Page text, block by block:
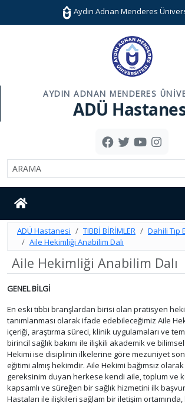
Aydın Adnan Menderes
AYDIN ADNAN MENDERES
ADÜ
ADÜ Hastanesi TIBBİ BİRİMLER
Dahili Tıp
Aile Hekimliği Anabilim Dalı
Aile Hekimliği Anabilim Dalı
GENEL BİLGİ
En eski tıbbi branşlardan birisi olan pratisyen
tanımlanması olarak ifade edebileceğimiz Aile
içeriği, araştırma süreci, klinik uygulamaları ve
birincil sağlık bakımı ile ilişkili akademik ve
Hekimi ise disiplinin ilkelerine göre mezuniyet
eğitimi almış hekimdir. Aile Hekimi bağımsız
gereksinim duyan herkese kendi aile, toplum ve
kapsamlı ve süreğen bir sağlık hizmetini ilk
Hastaları ile ilişkileri sağlam bir iletişim